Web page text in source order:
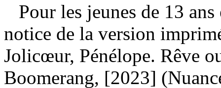
Pour les jeunes de 13
notice de la version
Jolicœur, Pénélope. Rêve
Boomerang, [2023]